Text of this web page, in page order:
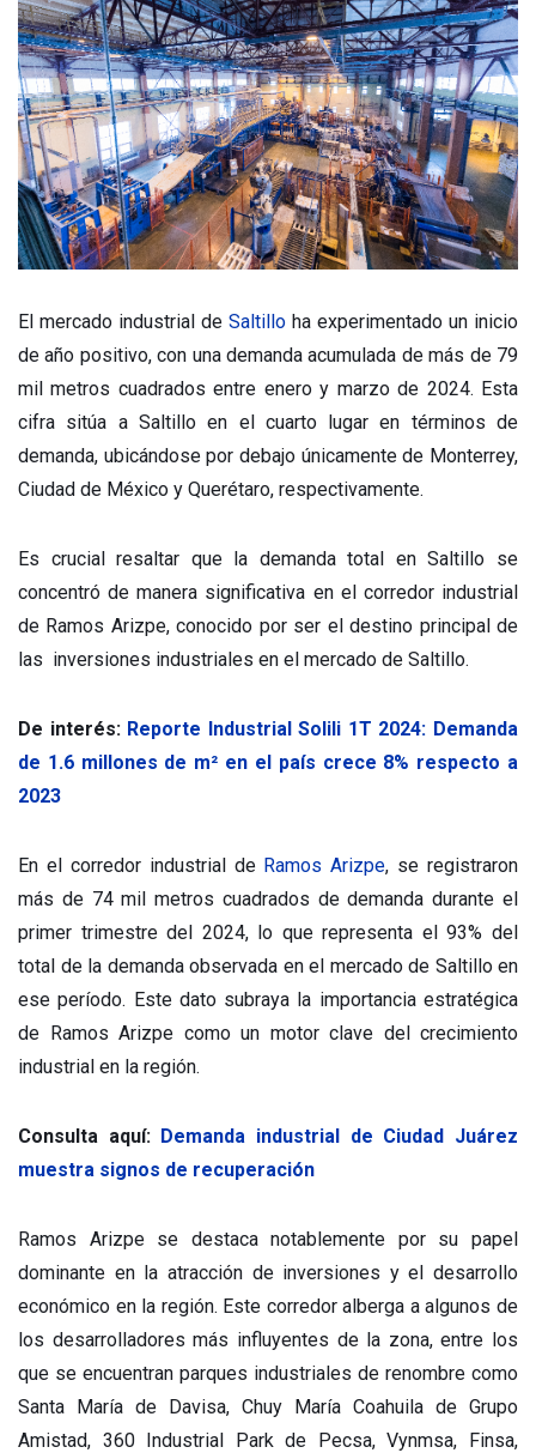
El mercado industrial de Saltillo ha experimentado un inicio
de año positivo, con una demanda acumulada de más de 79
mil metros cuadrados entre enero y marzo de 2024. Esta
cifra sitúa a Saltillo en el cuarto lugar en términos de
demanda, ubicándose por debajo únicamente de Monterrey,
Ciudad de México y Querétaro, respectivamente.
Es crucial resaltar que la demanda total en Saltillo se
concentró de manera significativa en el corredor industrial
de Ramos Arizpe, conocido por ser el destino principal de
las inversiones industriales en el mercado de Saltillo.
De interés: Reporte Industrial Solili 1T 2024: Demanda
de 1.6 millones de m² en el país crece 8% respecto a
2023
En el corredor industrial de Ramos Arizpe, se registraron
más de 74 mil metros cuadrados de demanda durante el
primer trimestre del 2024, lo que representa el 93% del
total de la demanda observada en el mercado de Saltillo en
ese período. Este dato subraya la importancia estratégica
de Ramos Arizpe como un motor clave del crecimiento
industrial en la región.
Consulta aquí:Demanda industrial de Ciudad Juárez
muestra signos de recuperación
Ramos Arizpe se destaca notablemente por su papel
dominante en la atracción de inversiones y el desarrollo
económico en la región. Este corredor alberga a algunos de
los desarrolladores más influyentes de la zona, entre los
que se encuentran parques industriales de renombre como
Santa María de Davisa, Chuy María Coahuila de Grupo
Amistad, 360 Industrial Park de Pecsa, Vynmsa, Finsa,